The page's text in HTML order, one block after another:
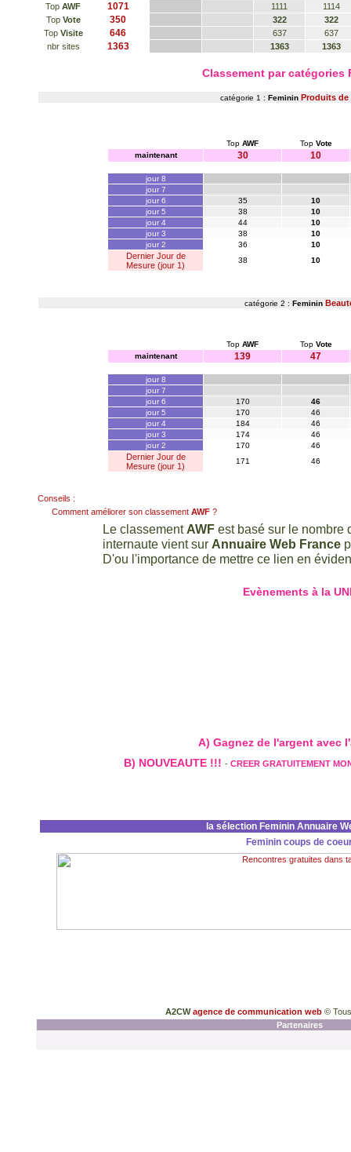
Top AWF 1071 1111
1114
Top Vote 350 322
322
Top Visite 646 637
637
nbr sites
1363 1363 1363
Classement par
catégorie 1 : Feminin Produits de
Top AWF Top Vote
maintenant
30 10
jour 8
jour 7
jour 6
35
10
jour 5
38
10
jour 4
44
10
jour 3
38
10
jour 2
36 10
Dernier Jour de
Mesure (jour 1)
38 10
catégorie 2 : Feminin
Top AWF Top Vote
maintenant
139 47
jour 8
jour 7
jour 6
170
46
jour 5
170
46
jour 4
184
46
jour 3
174
46
jour 2
170 46
Dernier Jour de
Mesure (jour 1)
171 46
Conseils :
Comment améliorer son classement AWF ?
Le classement AWF est basé sur le nombre
internaute vient sur Annuaire Web France
D'ou l'importance de mettre ce lien en
Evènements à la
A) Gagnez de l'argent avec
B) NOUVEAUTE !!! - CREER GRATUITEMENT
la sélection Feminin Annuaire
Feminin coups de
A2CWagence de communication web ©
Partenaires